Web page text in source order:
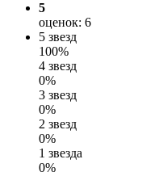
5
оценок: 6
5 звезд
100%
4 звезд
0%
3 звезд
0%
2 звезд
0%
1 звезда
0%